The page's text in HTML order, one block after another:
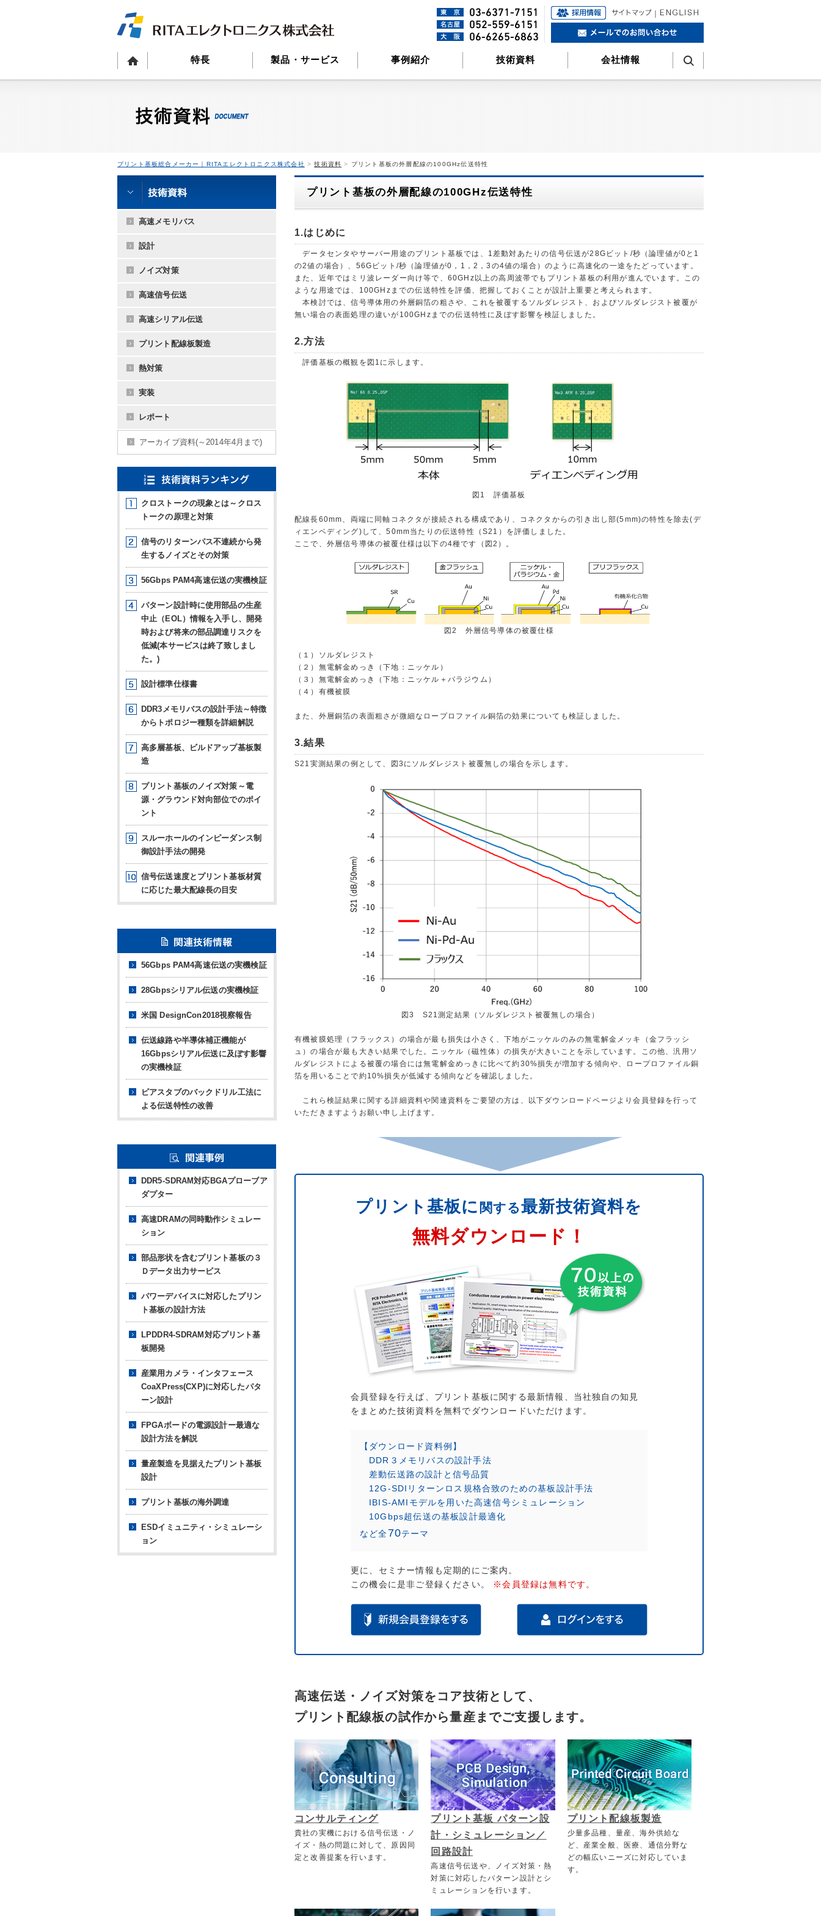
特長 製品・サービス 事例紹介 技術資料 会社情報
プリント基板総合メーカー｜RITAエレクトロニクス株式会社 >技術資料 > プリント基板の外層配線の100GHz伝送特性
高速メモリバス
設計
ノイズ対策
高速信号伝送
高速シリアル伝送
プリント配線板製造
熱対策
実装
レポート
アーカイブ資料(～2014年4月まで)
クロストークの現象とは～クロス
トークの原理と対策
信号のリターンパス不連続から発
生するノイズとその対策
56Gbps PAM4高速伝送の実機検証
パターン設計時に使用部品の生産
中止（EOL）情報を入手し、開発
時および将来の部品調達リスクを
低減(本サービスは終了致しまし
た。)
設計標準仕様書
DDR3メモリバスの設計手法～特徴
からトポロジー種類を詳細解説
高多層基板、ビルドアップ基板製
造
プリント基板のノイズ対策 ～電
源・グラウンド対向部位でのポイ
ント
スルーホールのインピーダンス制
御設計手法の開発
信号伝送速度とプリント基板材質
に応じた最大配線長の目安
56Gbps PAM4高速伝送の実機検証
28Gbpsシリアル伝送の実機検証
米国 DesignCon2018視察報告
伝送線路や半導体補正機能が
16Gbpsシリアル伝送に及ぼす影響
の実機検証
ビアスタブのバックドリル工法に
よる伝送特性の改善
DDR5-SDRAM対応BGAプローブア
ダプター
高速DRAMの同時動作シミュレー
ション
部品形状を含むプリント基板の３
Ｄデータ出力サービス
パワーデバイスに対応した プリン
ト基板の設計方法
LPDDR4-SDRAM対応プリント基
板開発
産業用カメラ・インタフェース
CoaXPress(CXP)に対応したパタ
ーン設計
FPGAボードの電源設計ー最適な
設計方法を解説
量産製造を見据えたプリント基板
設計
プリント基板の海外調達
ESDイミュニティ・シミュレーシ
ョン
プリント基板の外層配線の100GHz伝送特性
1.はじめに
データセンタやサーバー用途のプリント基板では、1差動対あたりの信号伝送が28Gビット/秒（論理値が0と1
の2値の場合）、56Gビット/秒（論理値が0，1，2，3の4値の場合）のように高速化の一途をたどっています。
また、近年ではミリ波レーダー向け等で、60GHz以上の高周波帯でもプリント基板の利用が進んでいます。この
ような用途では、100GHzまでの伝送特性を評価、把握しておくことが設計上重要と考えられます。
本検討では、信号導体用の外層銅箔の粗さや、これを被覆するソルダレジスト、およびソルダレジスト被覆が
無い場合の表面処理の違いが100GHzまでの伝送特性に及ぼす影響を検証しました。
2.方法
評価基板の概観を図1に示します。
図1 評価基板
配線長60mm、両端に同軸コネクタが接続される構成であり、コネクタからの引き出し部(5mm)の特性を除去(デ
ィエンベディング)して、50mm当たりの伝送特性（S21）を評価しました。
ここで、外層信号導体の被覆仕様は以下の4種です（図2）。
図2 外層信号導体の被覆仕様
（１）ソルダレジスト
（２）無電解金めっき（下地：ニッケル）
（３）無電解金めっき（下地：ニッケル＋パラジウム）
（４）有機被膜
また、外層銅箔の表面粗さが微細なロープロファイル銅箔の効果についても検証しました。
3.結果
S21実測結果の例として、図3にソルダレジスト被覆無しの場合を示します。
図3 S21測定結果（ソルダレジスト被覆無しの場合）
有機被膜処理（フラックス）の場合が最も損失は小さく、下地がニッケルのみの無電解金メッキ（金フラッシ
ュ）の場合が最も大きい結果でした。ニッケル（磁性体）の損失が大きいことを示しています。この他、汎用ソ
ルダレジストによる被覆の場合には無電解金めっきに比べて約30%損失が増加する傾向や、ロープロファイル銅
箔を用いることで約10%損失が低減する傾向などを確認しました。
これら検証結果に関する詳細資料や関連資料をご要望の方は、以下ダウンロードページより会員登録を行って
いただきますようお願い申し上げます。
プリント基板に 関する最新技術資料を
無料ダウンロード！
会員登録を行えば、プリント基板に関する最新情報、当社独自の知見
をまとめた技術資料を無料でダウンロードいただけます。
【ダウンロード資料例】
DDR３メモリバスの設計手法
差動伝送路の設計と信号品質
12G-SDIリターンロス規格合致のための基板設計手法
IBIS-AMIモデルを用いた高速信号シミュレーション
10Gbps超伝送の基板設計最適化
など全70テーマ
更に、セミナー情報も定期的にご案内。
この機会に是非ご登録ください。
※会員登録は無料です。
高速伝送・ノイズ対策をコア技術として、
プリント配線板の試作から量産までご支援します。
コンサルティング
貴社の実機における信号伝送・ノ
イズ・熱の問題に対して、原因同
定と改善提案を行います。
プリント基板 パターン設
計・シミュレーション／
回路設計
高速信号伝送や、ノイズ対策・熱
対策に対応したパターン設計とシ
ミュレーションを行います。
プリント配線板製造
少量多品種、量産、海外供給な
ど、産業全般、医療、通信分野な
どの幅広いニーズに対応していま
す。